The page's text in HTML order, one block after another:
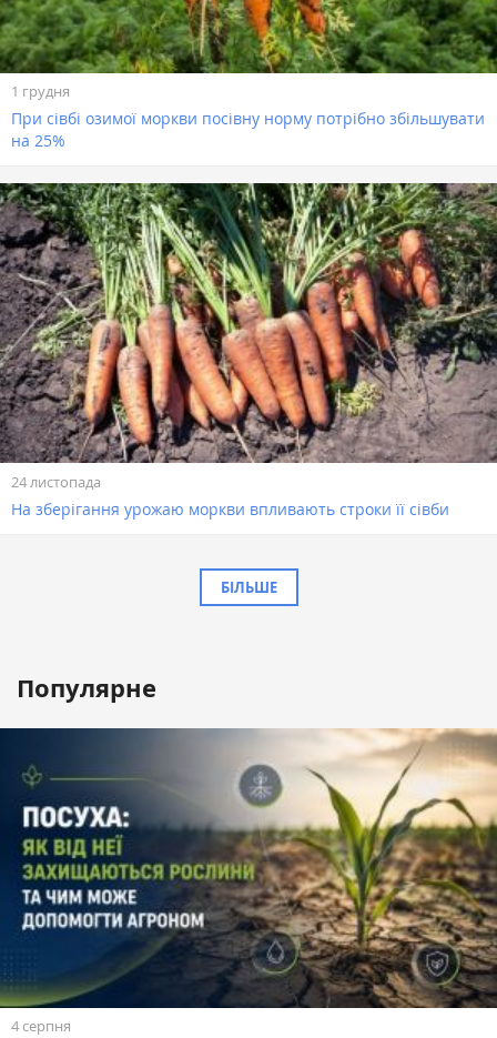
1 грудня
При сівбі озимої моркви посівну норму потрібно збільшувати
на 25%
24 листопада
На зберігання урожаю моркви впливають строки її сівби
БІЛЬШЕ
Популярне
4 серпня